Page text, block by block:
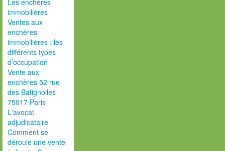
Les enchères
immobilières
Ventes aux
enchères
immobilières : les
différents types
d’occupation
Vente aux
enchères 52 rue
des Batignolles
75017 Paris
L'avocat
adjudicataire
Comment se
déroule une vente